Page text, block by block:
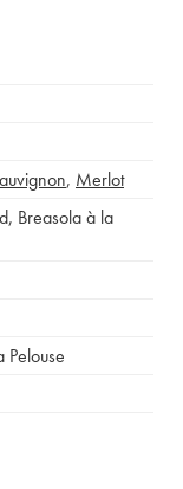
, Merlot
, Breasola à la
Pelouse